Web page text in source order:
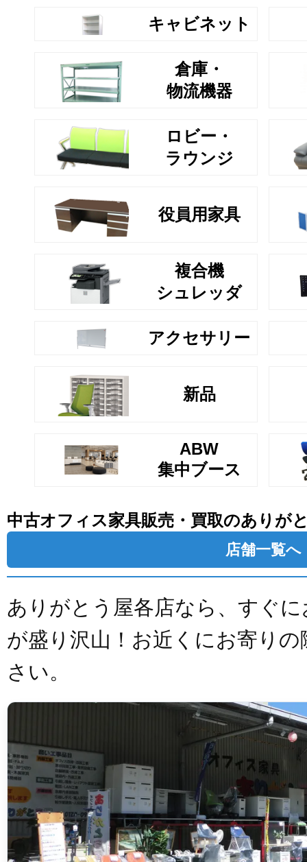
キャビネット
倉庫・
物流機器
ロビー・
ラウンジ
役員用家具
複合機
シュレッダ
アクセサリー
新品
ABW
集中ブース
中古オフィス家具販売・買取のありが
店舗一覧へ
ありがとう屋各店なら、すぐ
が盛り沢山！お近くにお寄り
さい。